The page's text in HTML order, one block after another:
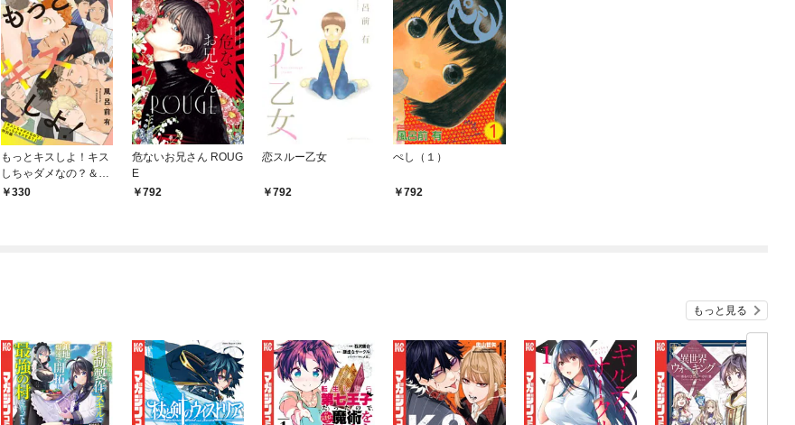
もっとキスしよ！キス
しちゃダメなの？＆ど
っちとキスする？特別
330
危ないお兄さん ROUG
E
792
恋スルー乙女
792
ぺし（１）
792
もっと見る